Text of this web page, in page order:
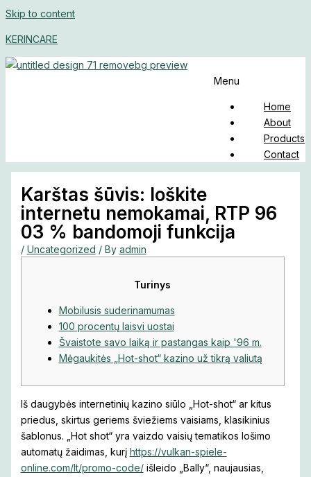
Skip to content
KERINCARE
Menu
Home
About
Products
Contact
Karštas šūvis: loškite
internetu nemokamai, RTP 96
03 % bandomoji funkcija
/ Uncategorized / By admin
Turinys
Mobilusis suderinamumas
100 procentų laisvi uostai
Švaistote savo laiką ir pastangas kaip '96 m.
Mėgaukitės „Hot-shot“ kazino už tikrą valiutą
Iš daugybės internetinių kazino siūlo „Hot-shot“ ar kitus
priedus, skirtus geriems šviežiems vaisiams, klasikinius
šablonus. „Hot shot“ yra vaizdo vaisių tematikos lošimo
automatų žaidimas, kurį https://vulkan-spiele-
online.com/lt/promo-code/išleido „Bally“, naujausias,